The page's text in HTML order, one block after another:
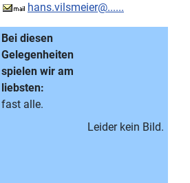
hans.vilsmeier@......
Bei diesen
Gelegenheiten
spielen wir am
liebsten:
fast alle.
Leider kein Bild.